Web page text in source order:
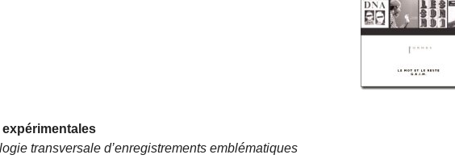
expérimentales
transversale d’enregistrements emblématiques